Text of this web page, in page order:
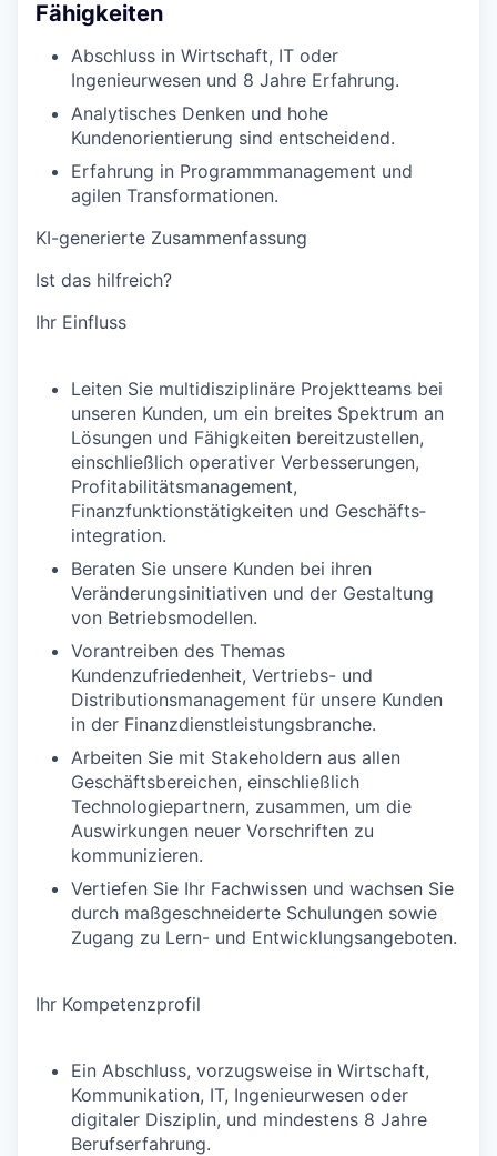
Fähigkeiten
Abschluss in Wirtschaft, IT oder
Ingenieurwesen und 8 Jahre Erfahrung.
Analytisches Denken und hohe
Kundenorientierung sind entscheidend.
Erfahrung in Programmmanagement und
agilen Transformationen.
KI-generierte Zusammenfassung
Ist das hilfreich?
Ihr Einfluss
Leiten Sie multidisziplinäre Projektteams bei
unseren Kunden, um ein breites Spektrum an
Lösungen und Fähigkeiten bereitzustellen,
einschließlich operativer Verbesserungen,
Profitabilitätsmanagement,
Finanzfunktionstätigkeiten und Geschäfts­
integration.
Beraten Sie unsere Kunden bei ihren
Veränderungsinitiativen und der Gestaltung
von Betriebsmodellen.
Vorantreiben des Themas
Kundenzufriedenheit, Vertriebs- und
Distributionsmanagement für unsere Kunden
in der Finanzdienstleistungsbranche.
Arbeiten Sie mit Stakeholdern aus allen
Geschäftsbereichen, einschließlich
Technologiepartnern, zusammen, um die
Auswirkungen neuer Vorschriften zu
kommunizieren.
Vertiefen Sie Ihr Fachwissen und wachsen Sie
durch maßgeschneiderte Schulungen sowie
Zugang zu Lern- und Entwicklungsangeboten.
Ihr Kompetenzprofil
Ein Abschluss, vorzugsweise in Wirtschaft,
Kommunikation, IT, Ingenieurwesen oder
digitaler Disziplin, und mindestens 8 Jahre
Berufserfahrung.